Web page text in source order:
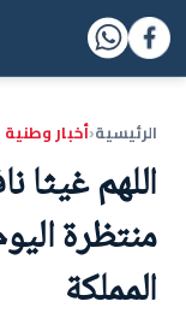
الرئيسية‹أخبار وطنية
اللهم غيثا
منتظرة
المملكة